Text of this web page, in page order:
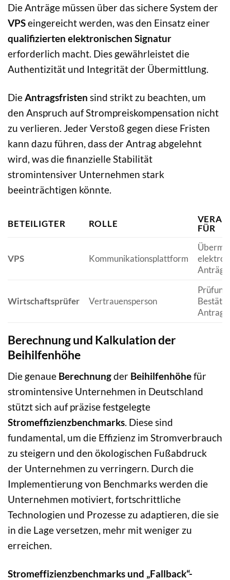
Die Anträge müssen über das sichere System der
VPSeingereicht werden, was den Einsatz einer
qualifizierten elektronischen Signatur
erforderlich macht. Dies gewährleistet die
Authentizität und Integrität der Übermittlung.
DieAntragsfristen sind strikt zu beachten, um
den Anspruch auf Strompreiskompensation nicht
zu verlieren. Jeder Verstoß gegen diese Fristen
kann dazu führen, dass der Antrag abgelehnt
wird, was die finanzielle Stabilität
stromintensiver Unternehmen stark
beeinträchtigen könnte.
BETEILIGTER ROLLE
FÜR
VPS Kommunikationsplattform
Anträge
Wirtschaftsprüfer Vertrauensperson
Prüfung
Berechnung und Kalkulation der
Beihilfenhöhe
Die genaue Berechnungder Beihilfenhöhefür
stromintensive Unternehmen in Deutschland
stützt sich auf präzise festgelegte
Stromeffizienzbenchmarks. Diese sind
fundamental, um die Effizienz im Stromverbrauch
zu steigern und den ökologischen Fußabdruck
der Unternehmen zu verringern. Durch die
Implementierung von Benchmarks werden die
Unternehmen motiviert, fortschrittliche
Technologien und Prozesse zu adaptieren, die sie
in die Lage versetzen, mehr mit weniger zu
erreichen.
Stromeffizienzbenchmarks und „Fallback“-